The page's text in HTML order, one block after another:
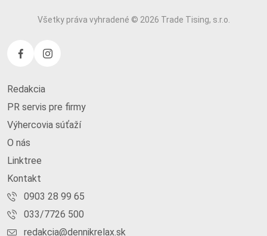
Všetky práva vyhradené © 2026 Trade Tising, s.r.o.
Redakcia
PR servis pre firmy
Výhercovia súťaží
O nás
Linktree
Kontakt
0903 28 99 65
033/7726 500
redakcia@dennikrelax.sk